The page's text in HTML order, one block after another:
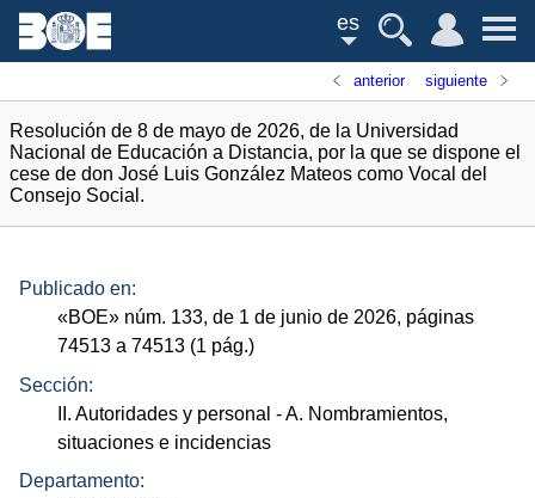
es
anterior siguiente
Resolución de 8 de mayo de 2026, de la Universidad
Nacional de Educación a Distancia, por la que se dispone el
cese de don José Luis González Mateos como Vocal del
Consejo Social.
Publicado en:
«BOE» núm. 133, de 1 de junio de 2026, páginas
74513 a 74513 (1 pág.)
Sección:
II. Autoridades y personal - A. Nombramientos,
situaciones e incidencias
Departamento: